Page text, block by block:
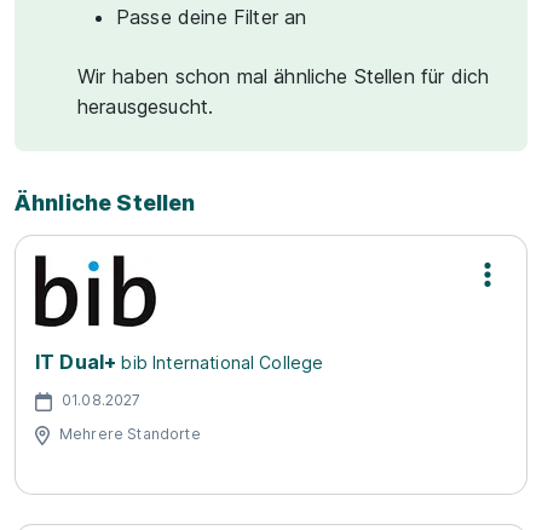
Passe deine Filter an
Wir haben schon mal ähnliche Stellen für dich
herausgesucht.
Ähnliche Stellen
IT Dual+ bib International College
01.08.2027
Mehrere Standorte